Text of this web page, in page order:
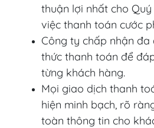
thuận lợi nhất cho
việc thanh toán cước
Công ty chấp nhận
thức thanh toán để
từng khách hàng.
Mọi giao dịch thanh
hiện minh bạch, rõ
toàn thông tin cho